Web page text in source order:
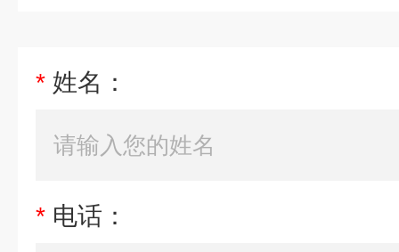
* 姓名：
* 电话：